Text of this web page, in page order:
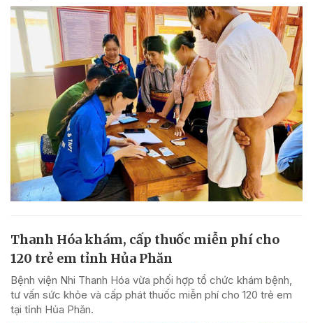
Thanh Hóa khám, cấp thuốc miễn phí cho
120 trẻ em tỉnh Hủa Phăn
Bệnh viện Nhi Thanh Hóa vừa phối hợp tổ chức khám bệnh,
tư vấn sức khỏe và cấp phát thuốc miễn phí cho 120 trẻ em
tại tỉnh Hủa Phăn.